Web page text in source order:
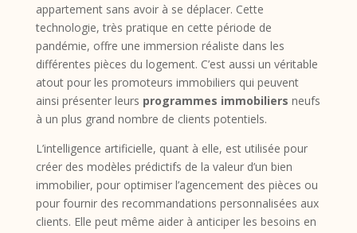
appartement sans avoir à se déplacer. Cette
technologie, très pratique en cette période de
pandémie, offre une immersion réaliste dans les
différentes pièces du logement. C’est aussi un véritable
atout pour les promoteurs immobiliers qui peuvent
ainsi présenter leurs programmes immobiliers neufs
à un plus grand nombre de clients potentiels.
L’intelligence artificielle, quant à elle, est utilisée pour
créer des modèles prédictifs de la valeur d’un bien
immobilier, pour optimiser l’agencement des pièces ou
pour fournir des recommandations personnalisées aux
clients. Elle peut même aider à anticiper les besoins en